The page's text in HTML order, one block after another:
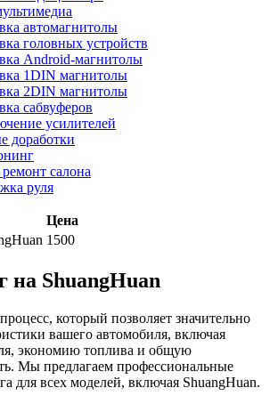
автомагнитолы
головных устройств
Android-магнитолы
1DIN магнитолы
2DIN магнитолы
сабвуферов
усилителей
доработки
салона
руля
Цена
1500
ShuangHuan
который позволяет значительно
вашего автомобиля, включая
экономию топлива и общую
Мы предлагаем профессиональные
для всех моделей, включая ShuangHuan.